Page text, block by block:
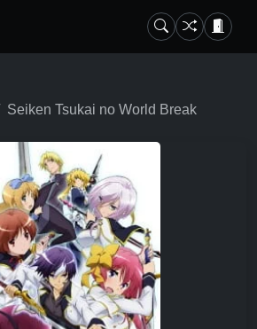
Seiken Tsukai no World Break